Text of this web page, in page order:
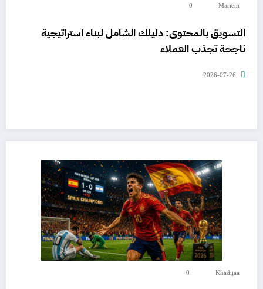
Mariem
0
التسويق بالمحتوى: دليلك الشامل لبناء استراتيجية
ناجحة تجذب العملاء
2026-07-26
Khadijaa
0